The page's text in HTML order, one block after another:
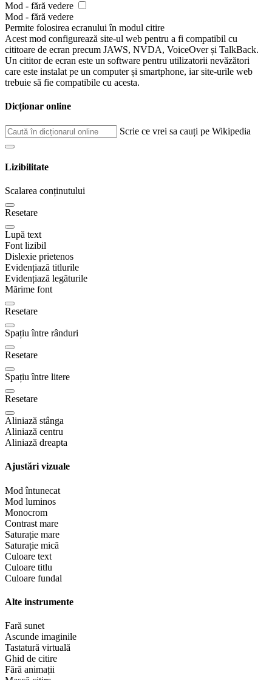
Mod - fără vedere
Mod - fără vedere
Permite folosirea ecranului în modul citire
Acest mod configurează site-ul web pentru a fi compatibil cu
cititoare de ecran precum JAWS, NVDA, VoiceOver și TalkBack.
Un cititor de ecran este un software pentru utilizatorii nevăzători
care este instalat pe un computer și smartphone, iar site-urile web
trebuie să fie compatibile cu acesta.
Dicționar online
Scrie ce vrei sa cauți pe Wikipedia
Lizibilitate
Scalarea conținutului
Resetare
Lupă text
Font lizibil
Dislexie prietenos
Evidențiază titlurile
Evidențiază legăturile
Mărime font
Resetare
Spațiu între rânduri
Resetare
Spațiu între litere
Resetare
Aliniază stânga
Aliniază centru
Aliniază dreapta
Ajustări vizuale
Mod întunecat
Mod luminos
Monocrom
Contrast mare
Saturație mare
Saturație mică
Culoare text
Culoare titlu
Culoare fundal
Alte instrumente
Fară sunet
Ascunde imaginile
Tastatură virtuală
Ghid de citire
Fără animații